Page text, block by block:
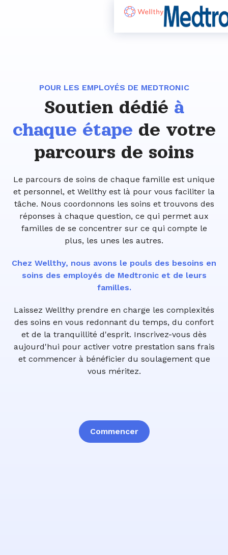
POUR LES EMPLOYÉS DE MEDTRONIC
Soutien dédié à
chaque étape de votre
parcours de soins
Le parcours de soins de chaque famille est unique
et personnel, et Wellthy est là pour vous faciliter la
tâche. Nous coordonnons les soins et trouvons des
réponses à chaque question, ce qui permet aux
familles de se concentrer sur ce qui compte le
plus, les unes les autres.
Chez Wellthy, nous avons le pouls des besoins en
soins des employés de Medtronic et de leurs
familles.
Laissez Wellthy prendre en charge les complexités
des soins en vous redonnant du temps, du confort
et de la tranquillité d'esprit. Inscrivez-vous dès
aujourd'hui pour activer votre prestation sans frais
et commencer à bénéficier du soulagement que
vous méritez.
Commencer